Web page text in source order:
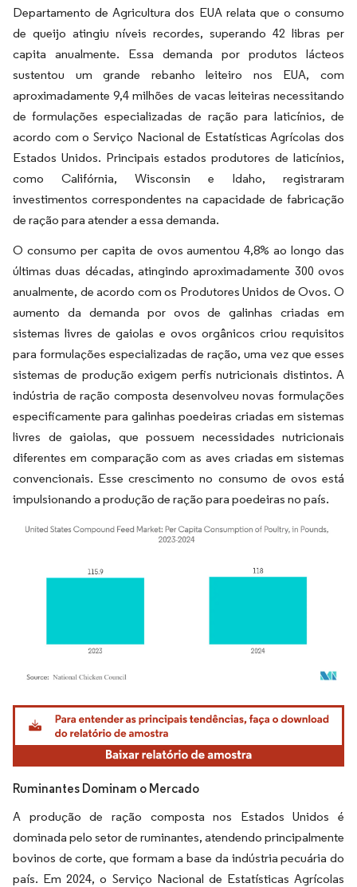
Departamento de Agricultura dos EUA relata que o consumo
de queijo atingiu níveis recordes, superando 42 libras per
capita anualmente. Essa demanda por produtos lácteos
sustentou um grande rebanho leiteiro nos EUA, com
aproximadamente 9,4 milhões de vacas leiteiras necessitando
de formulações especializadas de ração para laticínios, de
acordo com o Serviço Nacional de Estatísticas Agrícolas dos
Estados Unidos. Principais estados produtores de laticínios,
como Califórnia, Wisconsin e Idaho, registraram
investimentos correspondentes na capacidade de fabricação
de ração para atender a essa demanda.
O consumo per capita de ovos aumentou 4,8% ao longo das
últimas duas décadas, atingindo aproximadamente 300 ovos
anualmente, de acordo com os Produtores Unidos de Ovos. O
aumento da demanda por ovos de galinhas criadas em
sistemas livres de gaiolas e ovos orgânicos criou requisitos
para formulações especializadas de ração, uma vez que esses
sistemas de produção exigem perfis nutricionais distintos. A
indústria de ração composta desenvolveu novas formulações
especificamente para galinhas poedeiras criadas em sistemas
livres de gaiolas, que possuem necessidades nutricionais
diferentes em comparação com as aves criadas em sistemas
convencionais. Esse crescimento no consumo de ovos está
impulsionando a produção de ração para poedeiras no país.
Imagem © Mordor Intelligence. O reuso requer atribuição conforme CC BY 4.0.
Ruminantes Dominam o Mercado
A produção de ração composta nos Estados Unidos é
dominada pelo setor de ruminantes, atendendo principalmente
bovinos de corte, que formam a base da indústria pecuária do
país. Em 2024, o Serviço Nacional de Estatísticas Agrícolas